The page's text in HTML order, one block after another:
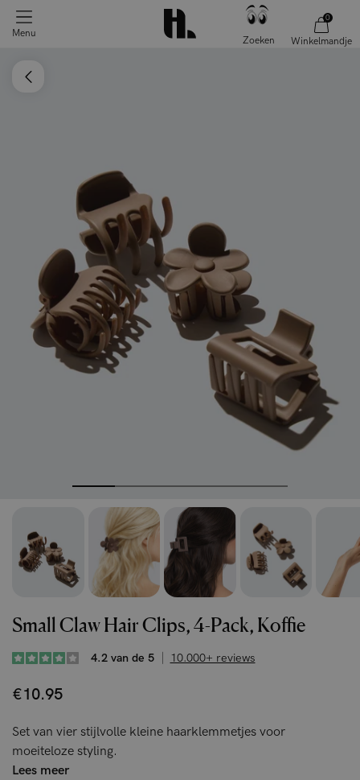
Menu
Zoeken
0
Winkelmandje
Small Claw Hair Clips, 4-Pack, Koffie
4.2 van de 5 10.000+ reviews
€10.95
Set van vier stijlvolle kleine haarklemmetjes voor
moeiteloze styling.
Lees meer